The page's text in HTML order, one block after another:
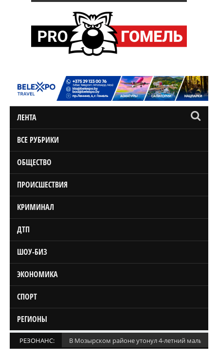
ЛЕНТА
ВСЕ РУБРИКИ
ОБЩЕСТВО
ПРОИСШЕСТВИЯ
КРИМИНАЛ
ДТП
ШОУ-БИЗ
ЭКОНОМИКА
СПОРТ
РЕГИОНЫ
РЕЗОНАНС: В Мозырском районе утонул 4-летний мальчик